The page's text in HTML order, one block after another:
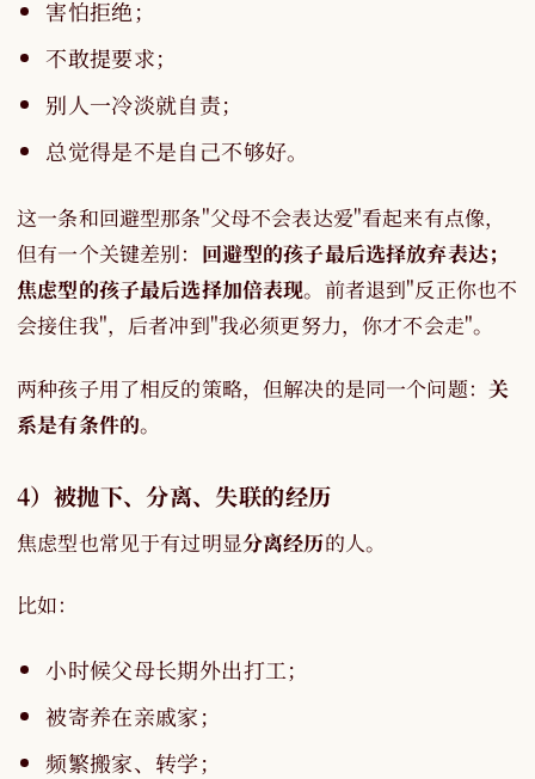
害怕拒绝；
不敢提要求；
别人一冷淡就自责；
总觉得是不是自己不够好。
这一条和回避型那条"父母不会表达爱"看起来有点像，
但有一个关键差别： 回避型的孩子最后选择放弃表达；
焦虑型的孩子最后选择加倍表现。前者退到"反正你也不
会接住我"，后者冲到"我必须更努力，你才不会走"。
两种孩子用了相反的策略，但解决的是同一个问题： 关
系是有条件的。
4）被抛下、分离、失联的经历
焦虑型也常见于有过明显分离经历的人。
比如：
小时候父母长期外出打工；
被寄养在亲戚家；
频繁搬家、转学；